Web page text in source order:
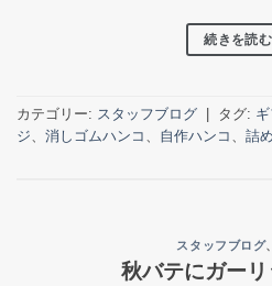
続きを読む
カテゴリー: スタッフブログ タグ: ギ
ジ、 消しゴムハンコ 、 自作ハンコ 、 詰
スタッフブログ、
秋バテにガー